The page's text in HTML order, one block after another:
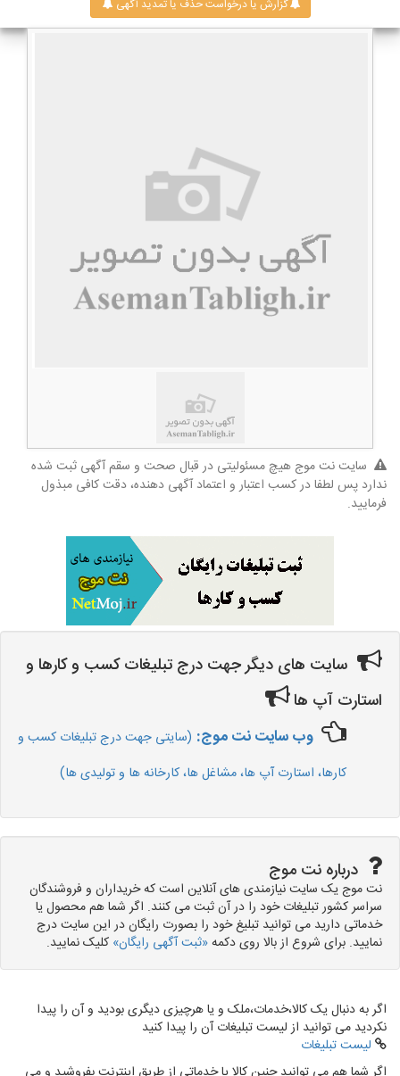
گزارش یا درخواست حذف یا تمدید آگهی
سایت نت موج هیچ مسئولیتی در قبال صحت و سقم آگهی ثبت شده
ندارد پس لطفا در کسب اعتبار و اعتماد آگهی دهنده، دقت کافی مبذول
فرمایید.
سایت های دیگر جهت درج تبلیغات کسب و کارها و
استارت آپ ها
وب سایت نت موج: (سایتی جهت درج تبلیغات کسب و
کارها، استارت آپ ها، مشاغل ها، کارخانه ها و تولیدی ها)
درباره نت موج
نت موج یک سایت نیازمندی های آنلاین است که خریداران و فروشندگان
سراسر کشور تبلیغات خود را در آن ثبت می کنند. اگر شما هم محصول یا
خدماتی دارید می توانید تبلیغ خود را بصورت رایگان در این سایت درج
نمایید. برای شروع از بالا روی دکمه«ثبت آگهی رایگان» کلیک نمایید.
اگر به دنبال یک کالا،خدمات،ملک و یا هرچیزی دیگری بودید و آن را پیدا
نکردید می توانید از لیست تبلیغات آن را پیدا کنید
لیست تبلیغات